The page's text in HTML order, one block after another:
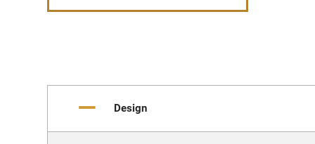
Design